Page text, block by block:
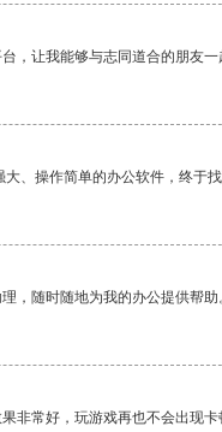
，让我能够与志同道合的朋友一
、操作简单的办公软件，终于
，随时随地为我的办公提供帮助
非常好，玩游戏再也不会出现